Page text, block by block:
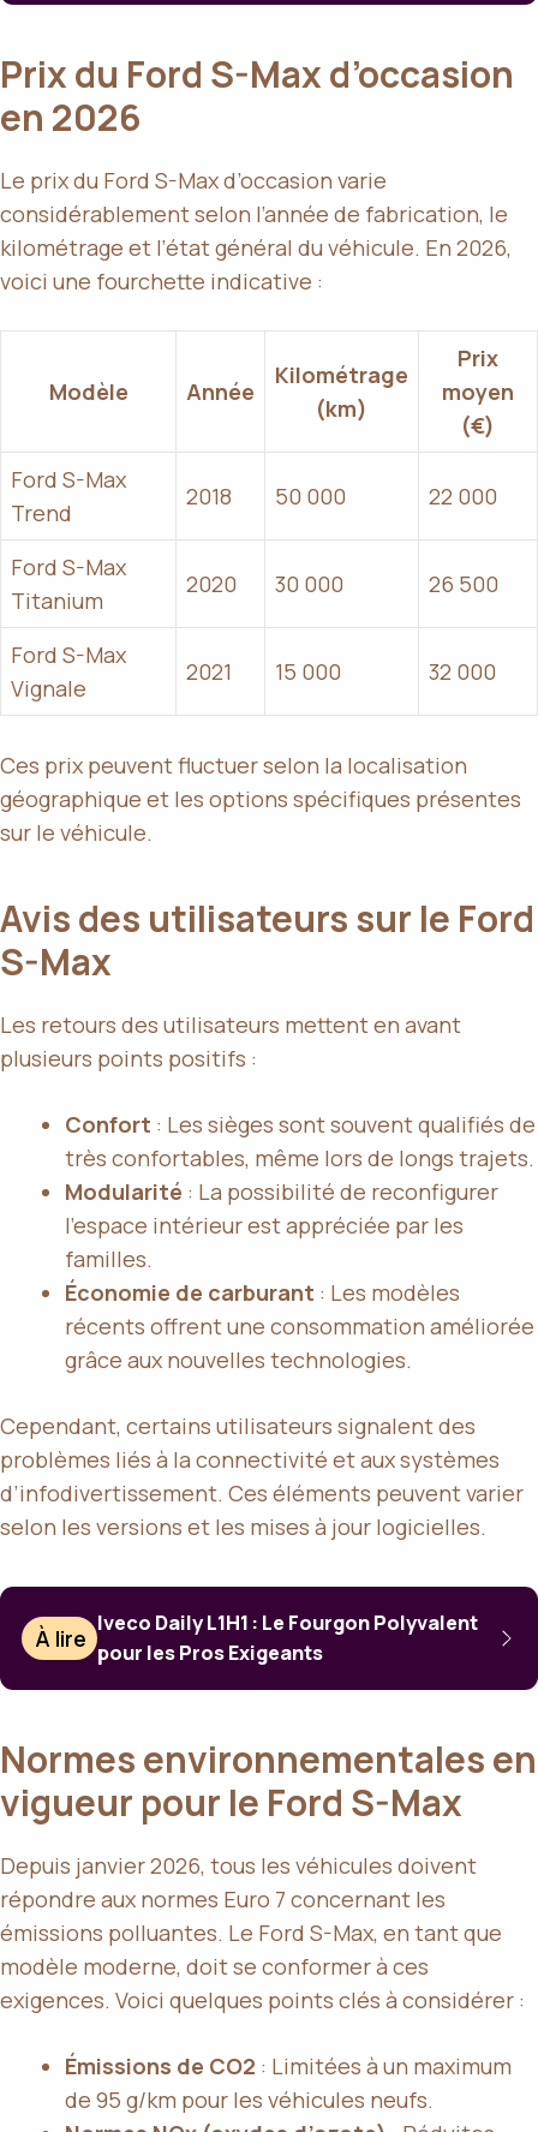
Prix du Ford S-Max d’occasion
en 2026
Le prix du Ford S-Max d’occasion varie
considérablement selon l’année de fabrication, le
kilométrage et l’état général du véhicule. En 2026,
voici une fourchette indicative :
Modèle Année
Kilométrage
(km)
Prix
moyen
(€)
Ford S-Max
Trend
2018 50 000 22 000
Ford S-Max
Titanium
2020 30 000 26 500
Ford S-Max
Vignale
2021 15 000 32 000
Ces prix peuvent fluctuer selon la localisation
géographique et les options spécifiques présentes
sur le véhicule.
Avis des utilisateurs sur le Ford
S-Max
Les retours des utilisateurs mettent en avant
plusieurs points positifs :
Confort : Les sièges sont souvent qualifiés de
très confortables, même lors de longs trajets.
Modularité : La possibilité de reconfigurer
l’espace intérieur est appréciée par les
familles.
Économie de carburant : Les modèles
récents offrent une consommation améliorée
grâce aux nouvelles technologies.
Cependant, certains utilisateurs signalent des
problèmes liés à la connectivité et aux systèmes
d’infodivertissement. Ces éléments peuvent varier
selon les versions et les mises à jour logicielles.
À lire
Iveco Daily L1H1 : Le Fourgon Polyvalent
pour les Pros Exigeants
Normes environnementales en
vigueur pour le Ford S-Max
Depuis janvier 2026, tous les véhicules doivent
répondre aux normes Euro 7 concernant les
émissions polluantes. Le Ford S-Max, en tant que
modèle moderne, doit se conformer à ces
exigences. Voici quelques points clés à considérer :
Émissions de CO2 : Limitées à un maximum
de 95 g/km pour les véhicules neufs.